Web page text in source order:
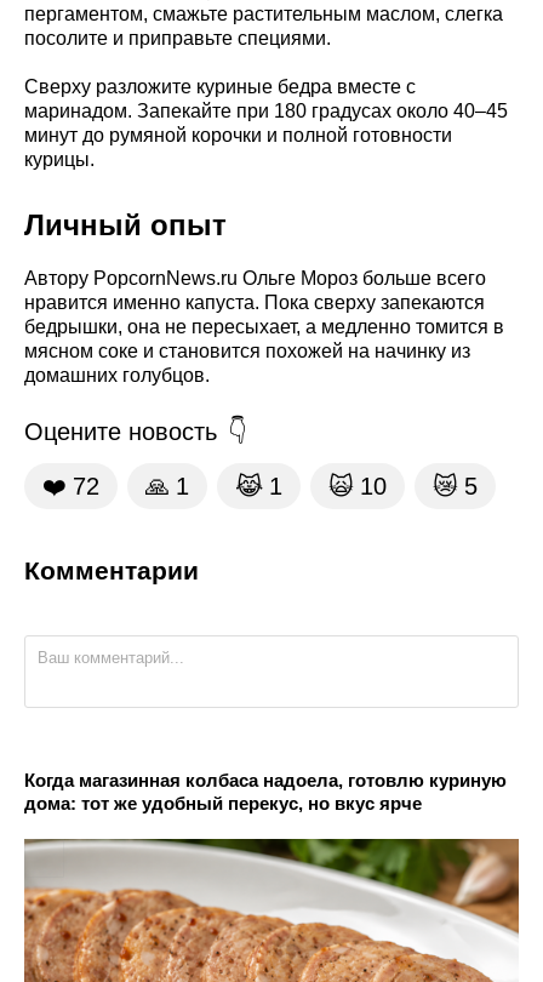
пергаментом, смажьте растительным маслом, слегка
посолите и приправьте специями.
Сверху разложите куриные бедра вместе с
маринадом. Запекайте при 180 градусах около 40–45
минут до румяной корочки и полной готовности
курицы.
Личный опыт
Автору PopcornNews.ru Ольге Мороз больше всего
нравится именно капуста. Пока сверху запекаются
бедрышки, она не пересыхает, а медленно томится в
мясном соке и становится похожей на начинку из
домашних голубцов.
Оцените новость
❤️ 72 🙏 1 😹 1 🙀 10 😿 5
Комментарии
Когда магазинная колбаса надоела, готовлю куриную
дома: тот же удобный перекус, но вкус ярче